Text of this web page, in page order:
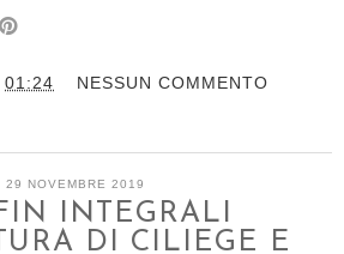
01:24 NESSUN COMMENTO
29 NOVEMBRE 2019
INTEGRALI
DI CILIEGE E